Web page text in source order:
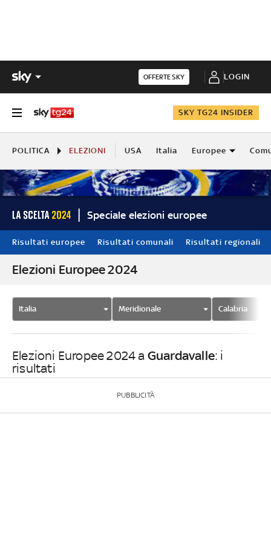
OFFERTE SKY LOGIN
SKY TG24 INSIDER
POLITICA ELEZIONI USA Italia Europee
Speciale elezioni europee
Risultati europee Risultati comunali Risultati regionali
Elezioni Europee 2024
Italia Meridionale Calabria
Elezioni Europee 2024 a Guardavalle: i
risultati
PUBBLICITÀ